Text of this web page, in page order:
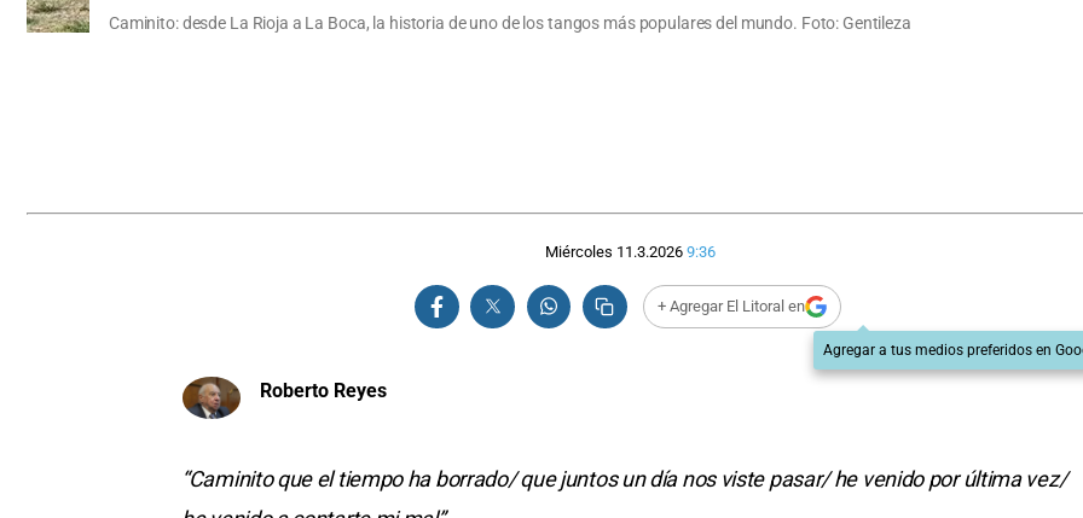
Caminito: desde La Rioja a La Boca, la historia de uno de los tangos más populares del mundo. Foto: Gentileza
Miércoles 11.3.2026 9:36
+ Agregar El Litoral en
Agregar a tus medios preferidos en
Roberto Reyes
“Caminito que el tiempo ha borrado/ que juntos un día nos viste pasar/ he venido por última vez/